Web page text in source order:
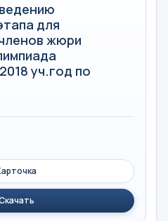
для
жюри
уч.год по